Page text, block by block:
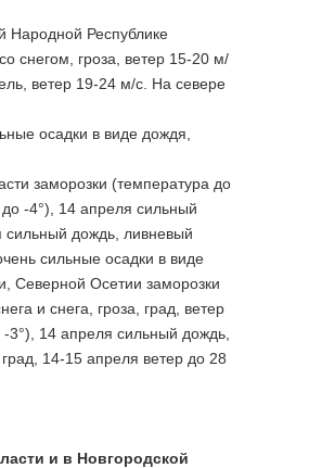
Народной Республике
снегом, гроза, ветер 15-20 м/
ветер 19-24 м/с. На севере
осадки в виде дождя,
заморозки (температура до
-4°), 14 апреля сильный
сильный дождь, ливневый
сильные осадки в виде
Северной Осетии заморозки
и снега, гроза, град, ветер
3°), 14 апреля сильный дождь,
14-15 апреля ветер до 28
и в Новгородской